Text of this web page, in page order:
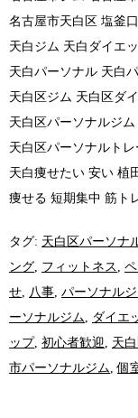
名古屋市天白区 塩釜
天白ジム 天白ダイエ
天白パーソナル 天白
天白区ジム 天白区ダ
天白区パーソナルジム
天白区パーソナルト
天白痩せたい 安い 植
痩せる 短期集中 筋ト
タグ: 天白区パーソナ
ング フィットネス
せ
八事 パーソナル
ーソナルジム
ダイエ
ップ, 初心者歓迎 天
市パーソナルジム ,個